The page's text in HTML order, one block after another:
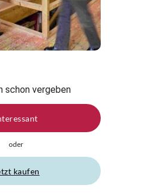
schon vergeben
oder
kaufen